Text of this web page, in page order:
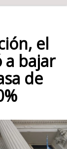
el
a bajar
de